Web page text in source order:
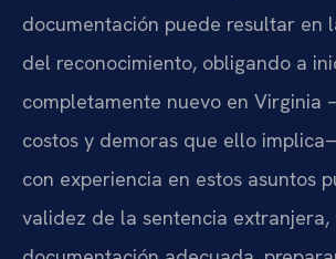
documentación puede resultar en
del reconocimiento, obligando a
completamente nuevo en Virginia
costos y demoras que ello
con experiencia en estos asuntos
validez de la sentencia extranjera,